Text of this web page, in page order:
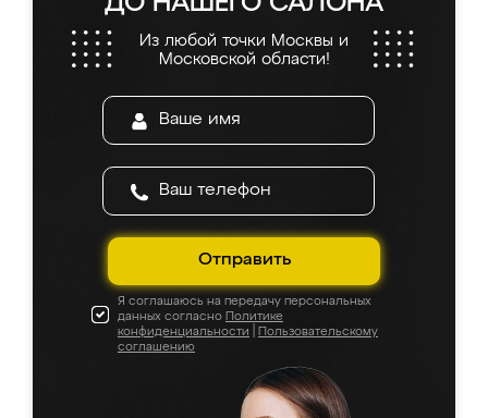
Из любой точки Москвы и
Московской области!
Отправить
Я соглашаюсь на передачу персональных
данных согласно Политике
конфиденциальности
Пользовательскому
соглашению